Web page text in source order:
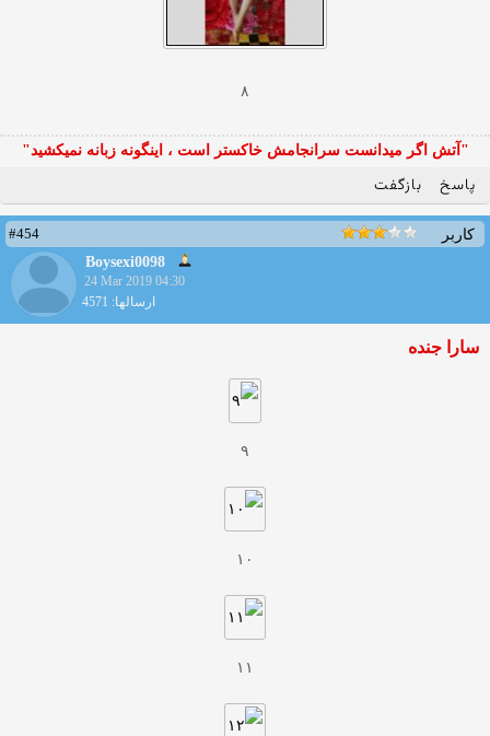
۸
"آتش اگر ميدانست سرانجامش خاكستر است ، اينگونه زبانه نميكشيد"
پاسخ بازگفت
کاربر
#454
Boysexi0098
24 Mar 2019 04:30
ارسالها: 4571
سارا جنده
۹
۱۰
۱۱